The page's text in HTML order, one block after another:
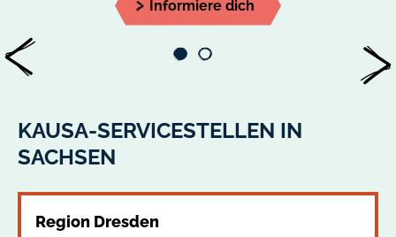
Informiere dich
KAUSA-SERVICESTELLEN IN
SACHSEN
Region Dresden